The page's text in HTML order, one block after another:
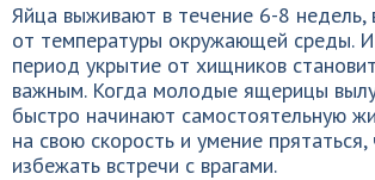
Яйца выживают в течение 6-8 недель,
от температуры окружающей среды.
период укрытие от хищников
важным. Когда молодые ящерицы
быстро начинают самостоятельную
на свою скорость и умение
избежать встречи с врагами.